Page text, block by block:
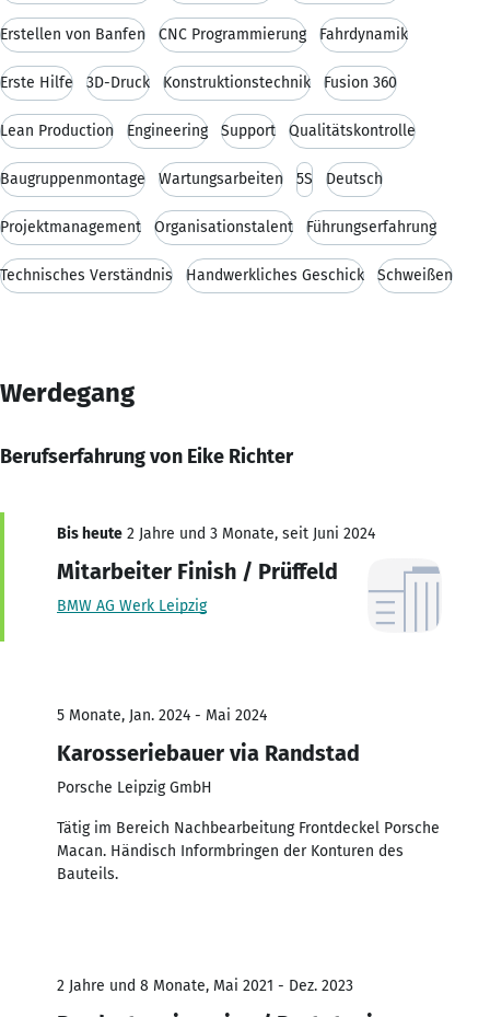
Erstellen von Banfen CNC Programmierung Fahrdynamik
Erste Hilfe 3D-Druck Konstruktionstechnik Fusion 360
Lean Production Engineering Support Qualitätskontrolle
Baugruppenmontage Wartungsarbeiten 5S Deutsch
Projektmanagement Organisationstalent Führungserfahrung
Technisches Verständnis Handwerkliches Geschick Schweißen
Werdegang
Berufserfahrung von Eike Richter
Bis heute 2 Jahre und 3 Monate, seit Juni 2024
Mitarbeiter Finish / Prüffeld
BMW AG Werk Leipzig
5 Monate, Jan. 2024 - Mai 2024
Karosseriebauer via Randstad
Porsche Leipzig GmbH
Tätig im Bereich Nachbearbeitung Frontdeckel Porsche
Macan. Händisch Informbringen der Konturen des
Bauteils.
2 Jahre und 8 Monate, Mai 2021 - Dez. 2023